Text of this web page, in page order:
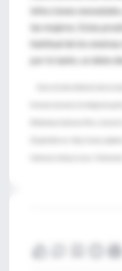
infecciones
las mujeres. Estas
habitual de los
por lo tanto, se debe